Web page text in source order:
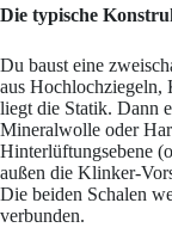
Die typische
Du baust eine
aus Hochlochziegeln,
liegt die Statik. Dann
Mineralwolle oder
Hinterlüftungsebene
außen die Klinker-
Die beiden Schalen
verbunden.